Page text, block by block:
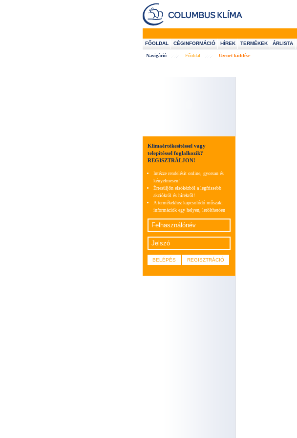
FŐOLDAL
CÉGINFORMÁCIÓ HÍREK TERMÉKEK ÁRLISTA
Navigáció Főoldal Üzenet küldése
Klímaértékesítéssel vagy
telepítéssel foglalkozik?
REGISZTRÁLJON!
Intézze rendelésit online, gyorsan és
kényelmesen!
Értesüljön elsőkézből a legfrissebb
akciókról és hírekről!
A termékekhez kapcsolódó műszaki
információk egy helyen, letölthetően